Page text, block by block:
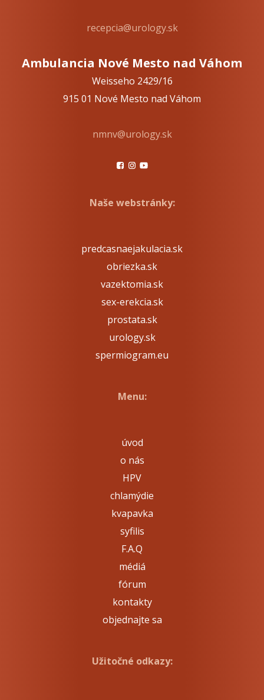
recepcia@urology.sk
Ambulancia Nové Mesto nad Váhom
Weisseho 2429/16
915 01 Nové Mesto nad Váhom
nmnv@urology.sk
Naše webstránky:
predcasnaejakulacia.sk
obriezka.sk
vazektomia.sk
sex-erekcia.sk
prostata.sk
urology.sk
spermiogram.eu
Menu:
úvod
o nás
HPV
chlamýdie
kvapavka
syfilis
F.A.Q
médiá
fórum
kontakty
objednajte sa
Užitočné odkazy: